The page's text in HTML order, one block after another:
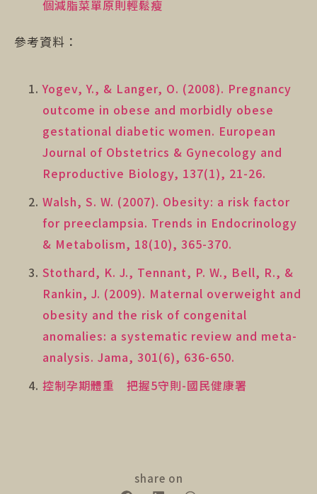
個減脂菜單原則輕鬆瘦
參考資料：
Yogev, Y., & Langer, O. (2008). Pregnancy
outcome in obese and morbidly obese
gestational diabetic women. European
Journal of Obstetrics & Gynecology and
Reproductive Biology, 137(1), 21-26.
Walsh, S. W. (2007). Obesity: a risk factor
for preeclampsia. Trends in Endocrinology
& Metabolism, 18(10), 365-370.
Stothard, K. J., Tennant, P. W., Bell, R., &
Rankin, J. (2009). Maternal overweight and
obesity and the risk of congenital
anomalies: a systematic review and meta-
analysis. Jama, 301(6), 636-650.
控制孕期體重 把握5守則-國民健康署
share on